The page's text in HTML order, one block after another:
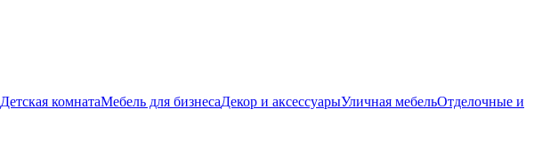
Детская комнатаМебель для бизнесаДекор и аксессуарыУличная мебельОтделочные и